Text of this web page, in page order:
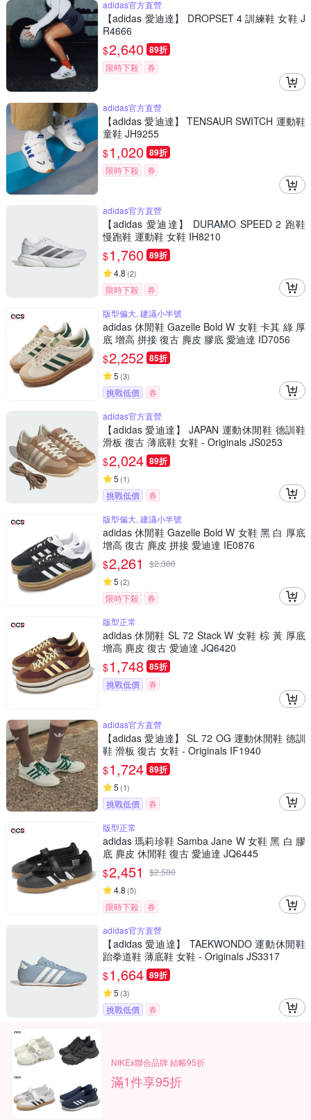
adidas官方直營
【adidas 愛迪達】 DROPSET 4 訓練鞋 女鞋 J
R4666
$2,640 89折
限時下殺 券
adidas官方直營
【adidas 愛迪達】 TENSAUR SWITCH 運動鞋
童鞋 JH9255
$1,020 89折
限時下殺 券
adidas官方直營
【adidas 愛迪達】 DURAMO SPEED 2 跑鞋
慢跑鞋 運動鞋 女鞋 IH8210
$1,760 89折
4.8 (2)
限時下殺
券
版型偏大, 建議小半號
adidas 休閒鞋 Gazelle Bold W 女鞋 卡其 綠 厚
底 增高 拼接 復古 麂皮 膠底 愛迪達 ID7056
$2,252 85折
5 (3)
挑戰低價
券
adidas官方直營
【adidas 愛迪達】 JAPAN 運動休閒鞋 德訓鞋
滑板 復古 薄底鞋 女鞋 - Originals JS0253
$2,024 89折
5 (1)
挑戰低價
券
版型偏大, 建議小半號
adidas 休閒鞋 Gazelle Bold W 女鞋 黑 白 厚底
增高 復古 麂皮 拼接 愛迪達 IE0876
$2,261 $2,380
5 (2)
限時下殺
券
版型正常
adidas 休閒鞋 SL 72 Stack W 女鞋 棕 黃 厚底
增高 麂皮 復古 愛迪達 JQ6420
$1,748 85折
挑戰低價 券
adidas官方直營
【adidas 愛迪達】 SL 72 OG 運動休閒鞋 德訓
鞋 滑板 復古 女鞋 - Originals IF1940
$1,724 89折
5 (1)
挑戰低價
券
版型正常
adidas 瑪莉珍鞋 Samba Jane W 女鞋 黑 白 膠
底 麂皮 休閒鞋 復古 愛迪達 JQ6445
$2,451 $2,580
4.8 (5)
限時下殺
券
adidas官方直營
【adidas 愛迪達】 TAEKWONDO 運動休閒鞋
跆拳道鞋 薄底鞋 女鞋 - Originals JS3317
$1,664 89折
5 (3)
挑戰低價 券
NIKEx聯合品牌 結帳95折
滿1件享95折